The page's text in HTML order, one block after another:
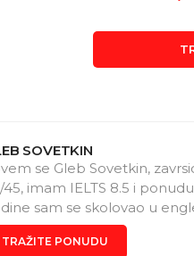
SOVETKIN
se Gleb Sovetkin,
45, imam IELTS 8.5 i
sam se skolovao u
jezika i pripremu za
procenjujem nivo,
TRAŽITE PONUDU